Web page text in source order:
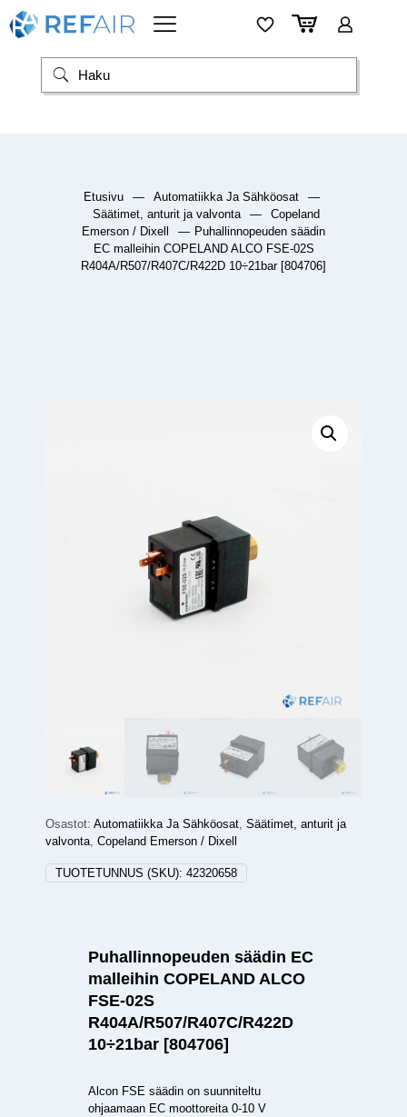
Etusivu — Automatiikka Ja Sähköosat
—
Säätimet, anturit ja valvonta
—
Copeland
Emerson / Dixell
— Puhallinnopeuden säädin
EC malleihin COPELAND ALCO FSE-02S
R404A/R507/R407C/R422D 10÷21bar [804706]
Osastot: Automatiikka Ja Sähköosat, Säätimet, anturit ja
valvonta, Copeland Emerson / Dixell
TUOTETUNNUS (SKU): 42320658
Puhallinnopeuden säädin EC
malleihin COPELAND ALCO
FSE-02S
R404A/R507/R407C/R422D
10÷21bar [804706]
Alcon FSE säädin on suunniteltu
ohjaamaan EC moottoreita 0-10 V